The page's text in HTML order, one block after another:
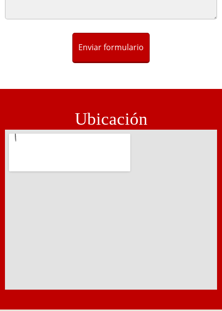
Enviar formulario
Ubicación